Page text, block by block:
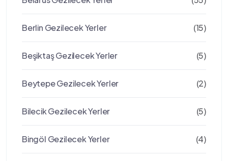
Berlin Gezilecek Yerler (15)
Beşiktaş Gezilecek Yerler (5)
Beytepe Gezilecek Yerler (2)
Bilecik Gezilecek Yerler (5)
Bingöl Gezilecek Yerler (4)